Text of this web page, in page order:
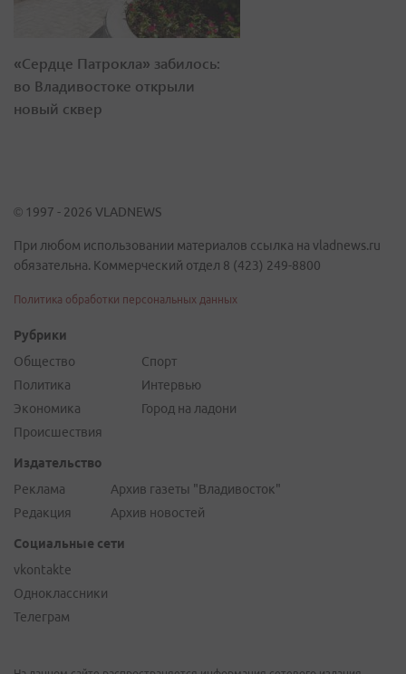
«Сердце Патрокла» забилось:
во Владивостоке открыли
новый сквер
© 1997 - 2026 VLADNEWS
При любом использовании материалов ссылка на vladnews.ru
обязательна. Коммерческий отдел 8 (423) 249-8800
Политика обработки персональных данных
Рубрики
Общество
Политика
Экономика
Происшествия
Спорт
Интервью
Город на ладони
Издательство
Реклама
Редакция
Архив газеты "Владивосток"
Архив новостей
Социальные сети
vkontakte
Одноклассники
Телеграм